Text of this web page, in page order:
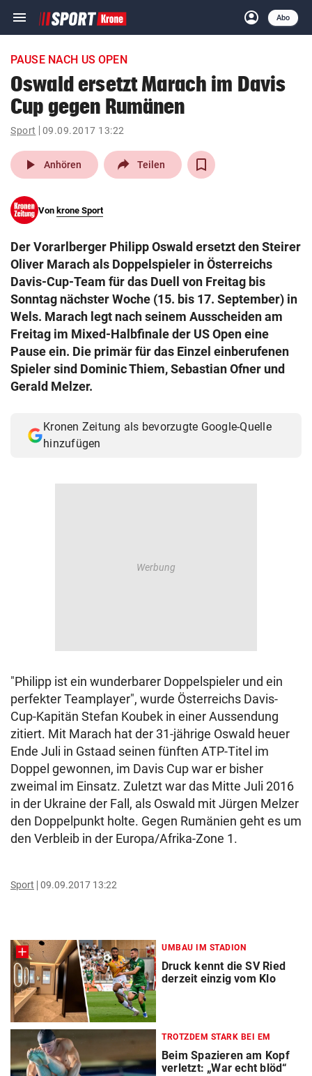
menu Navigation
ein-/ausklappen
account_circle
Anmelden
Abo
close Schließen
account_circle Anmelden
pin_drop
Wien arrow_right
search
eingeben
© Krone Multimedia GmbH & Co KG 2026
Muthgasse 2, 1190 Wien
PAUSE NACH US OPEN
Oswald ersetzt Marach im Davis
Cup gegen Rumänen
Sport 09.09.2017 13:22
play_arrow Anhören Teilen
Von krone Sport
Der Vorarlberger Philipp Oswald ersetzt den Steirer
Oliver Marach als Doppelspieler in Österreichs
Davis-Cup-Team für das Duell von Freitag bis
Sonntag nächster Woche (15. bis 17. September) in
Wels. Marach legt nach seinem Ausscheiden am
Freitag im Mixed-Halbfinale der US Open eine
Pause ein. Die primär für das Einzel einberufenen
Spieler sind Dominic Thiem, Sebastian Ofner und
Gerald Melzer.
Kronen Zeitung als bevorzugte Google-Quelle
hinzufügen
"Philipp ist ein wunderbarer Doppelspieler und ein
perfekter Teamplayer", wurde Österreichs Davis-
Cup-Kapitän Stefan Koubek in einer Aussendung
zitiert. Mit Marach hat der 31-jährige Oswald heuer
Ende Juli in Gstaad seinen fünften ATP-Titel im
Doppel gewonnen, im Davis Cup war er bisher
zweimal im Einsatz. Zuletzt war das Mitte Juli 2016
in der Ukraine der Fall, als Oswald mit Jürgen Melzer
den Doppelpunkt holte. Gegen Rumänien geht es um
den Verbleib in der Europa/Afrika-Zone 1.
Sport 09.09.2017 13:22
UMBAU IM STADION
Druck kennt die SV Ried
derzeit einzig vom Klo
TROTZDEM STARK BEI EM
Beim Spazieren am Kopf
verletzt: „War echt blöd“